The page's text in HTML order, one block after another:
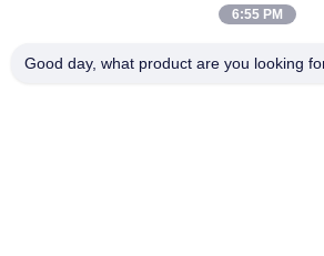
6:55 PM
Good day, what product are you looking